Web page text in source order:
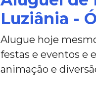
Luziânia -
Alugue hoje
festas e eventos e
animação e